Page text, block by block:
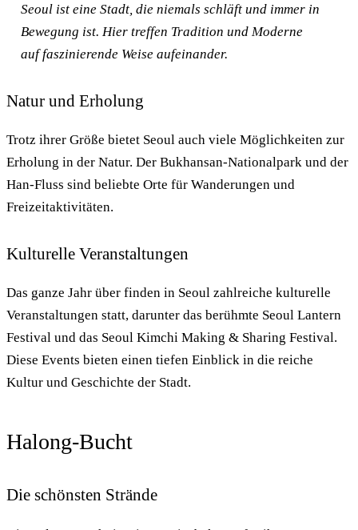
Seoul ist eine Stadt, die niemals schläft und immer in
Bewegung ist. Hier treffen Tradition und Moderne
auf faszinierende Weise aufeinander.
Natur und Erholung
Trotz ihrer Größe bietet Seoul auch viele Möglichkeiten zur
Erholung in der Natur. Der Bukhansan-Nationalpark und der
Han-Fluss sind beliebte Orte für Wanderungen und
Freizeitaktivitäten.
Kulturelle Veranstaltungen
Das ganze Jahr über finden in Seoul zahlreiche kulturelle
Veranstaltungen statt, darunter das berühmte Seoul Lantern
Festival und das Seoul Kimchi Making & Sharing Festival.
Diese Events bieten einen tiefen Einblick in die reiche
Kultur und Geschichte der Stadt.
Halong-Bucht
Die schönsten Strände